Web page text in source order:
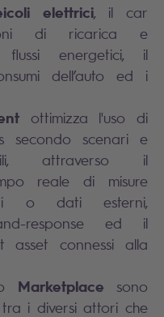
elettrici, il car
di ricarica e
flussi energetici, il
dell’auto ed i
ottimizza l'uso di
secondo scenari e
attraverso il
reale di misure
o dati esterni,
response ed il
asset connessi alla
Marketplace sono
i diversi attori che